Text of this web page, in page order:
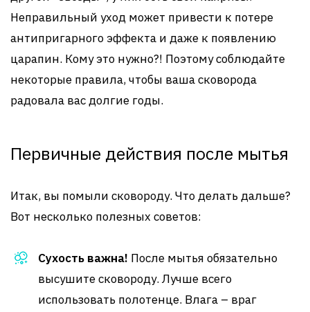
Неправильный уход может привести к потере
антипригарного эффекта и даже к появлению
царапин. Кому это нужно?! Поэтому соблюдайте
некоторые правила, чтобы ваша сковорода
радовала вас долгие годы.
Первичные действия после мытья
Итак, вы помыли сковороду. Что делать дальше?
Вот несколько полезных советов:
Сухость важна! После мытья обязательно
высушите сковороду. Лучше всего
использовать полотенце. Влага – враг